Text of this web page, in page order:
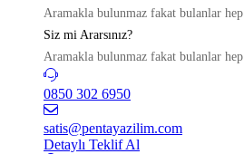
Aramakla bulunmaz fakat bulanlar hep
Siz mi Ararsınız?
Aramakla bulunmaz fakat bulanlar hep
0850 302 6950
satis@pentayazilim.com
Detaylı Teklif Al